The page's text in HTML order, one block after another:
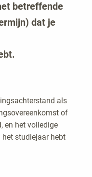
betreffende
dat je
als
of
en het volledige
studiejaar hebt